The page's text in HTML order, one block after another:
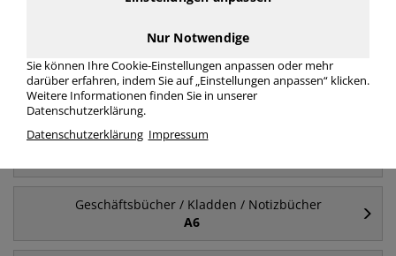
Häufig gesucht
Geschäftsbücher / Kladden / Notizbücher
A4
Geschäftsbücher / Kladden / Notizbücher
Geschäftsbücher / Kladden / Notizbücher
A6
Nur Notwendige
Sie können Ihre Cookie-Einstellungen anpassen oder mehr
darüber erfahren, indem Sie auf „Einstellungen anpassen“ klicken.
Weitere Informationen finden Sie in unserer
Datenschutzerklärung.
Datenschutzerklärung Impressum